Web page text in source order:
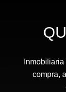
compra,